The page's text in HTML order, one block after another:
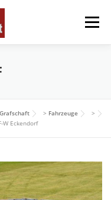
Menü
GRAFSCHAFT
IMPRESSUM
> Fahrzeuge
>
W Eckendorf